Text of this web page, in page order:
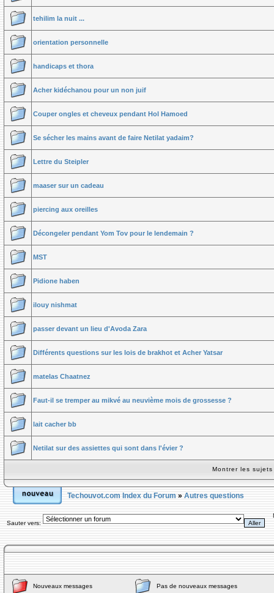
tehilim la nuit ...
orientation personnelle
handicaps et thora
Acher kidéchanou pour un non juif
Couper ongles et cheveux pendant Hol Hamoed
Se sécher les mains avant de faire Netilat yadaim?
Lettre du Steipler
maaser sur un cadeau
piercing aux oreilles
Décongeler pendant Yom Tov pour le lendemain ?
MST
Pidione haben
ilouy nishmat
passer devant un lieu d'Avoda Zara
Différents questions sur les lois de brakhot et Acher Yatsar
matelas Chaatnez
Faut-il se tremper au mikvé au neuvième mois de grossesse ?
lait cacher bb
Netilat sur des assiettes qui sont dans l'évier ?
Montrer les
Techouvot.com Index du Forum » Autres questions
Sauter vers:
Nouveaux messages Pas de nouveaux messages